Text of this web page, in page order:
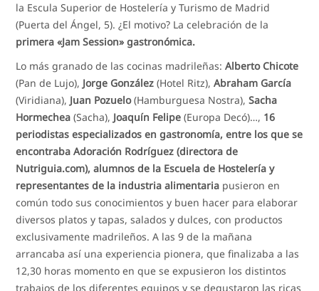
la Escula Superior de Hostelería y Turismo de Madrid
(Puerta del Ángel, 5). ¿El motivo? La celebración de la
primera «Jam Session» gastronómica.
Lo más granado de las cocinas madrileñas:Alberto Chicote
(Pan de Lujo), Jorge González (Hotel Ritz),Abraham García
(Viridiana), Juan Pozuelo(Hamburguesa Nostra),Sacha
Hormechea (Sacha), Joaquín Felipe (Europa Decó)…, 16
periodistas especializados en gastronomía, entre los que se
encontraba Adoración Rodríguez (directora de
Nutriguia.com), alumnos de la Escuela de Hostelería y
representantes de la industria alimentaria pusieron en
común todo sus conocimientos y buen hacer para elaborar
diversos platos y tapas, salados y dulces, con productos
exclusivamente madrileños. A las 9 de la mañana
arrancaba así una experiencia pionera, que finalizaba a las
12,30 horas momento en que se expusieron los distintos
trabajos de los diferentes equipos y se degustaron las ricas